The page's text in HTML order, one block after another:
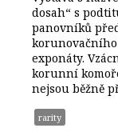
dosah“ s
panovníků
exponáty.
korunní
nejsou běžně
rarity